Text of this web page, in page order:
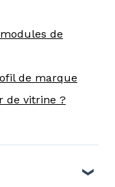
de
de marque
de vitrine ?